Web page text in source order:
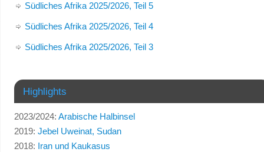
Südliches Afrika 2025/2026, Teil 5
Südliches Afrika 2025/2026, Teil 4
Südliches Afrika 2025/2026, Teil 3
Highlights
2023/2024: Arabische Halbinsel
2019: Jebel Uweinat, Sudan
2018: Iran und Kaukasus